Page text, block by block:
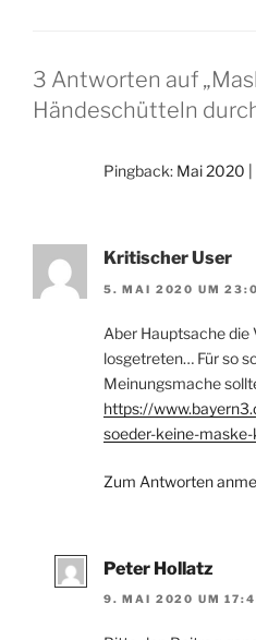
3 Antworten auf
Händeschütteln
Pingback: Mai 2020
Kritischer User
5. MAI 2020 UM
Aber Hauptsache
losgetreten… Für so
Meinungsmache
https://
soeder-keine-
Zum Antworten
Peter Hollatz
9. MAI 2020 UM